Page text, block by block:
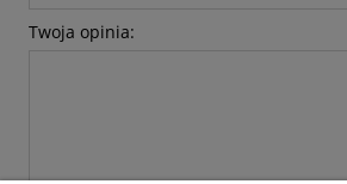
Twoja opinia: